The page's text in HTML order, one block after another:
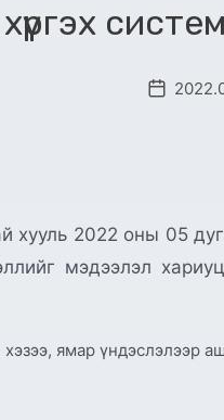
2022 оны 05
мэдээлэл
ямар